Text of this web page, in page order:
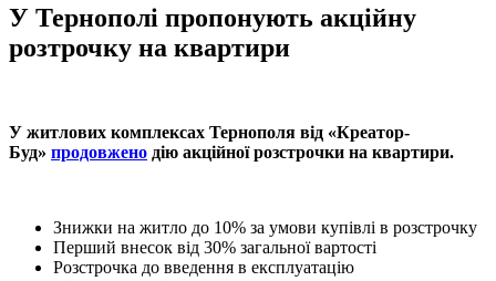
У Тернополі пропонують акційну
розтрочку на квартири
У житлових комплексах Тернополя вiд «Креатор-
Буд» продовжено дiю акцiйної розстрочки на квартири.
Знижки на житло до 10% за умови купiвлi в розстрочку
Перший внесок вiд 30% загальної вартостi
Розстрочка до введення в експлуатацiю